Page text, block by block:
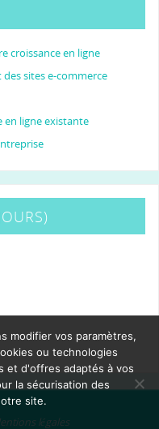
croissance en ligne
des sites e-commerce
en ligne existante
légales
modifier vos paramètres,
ou technologies
et d'offres adaptés à vos
la sécurisation des
site.